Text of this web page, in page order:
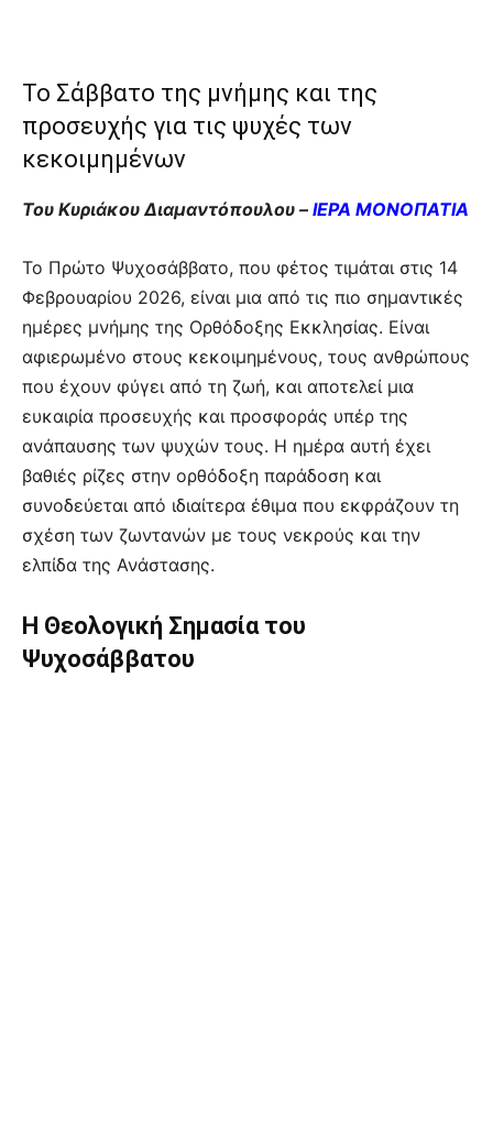
Το Σάββατο της μνήμης και της
προσευχής για τις ψυχές των
κεκοιμημένων
Του Κυριάκου Διαμαντόπουλου –ΙΕΡΑ ΜΟΝΟΠΑΤΙΑ
Το Πρώτο Ψυχοσάββατο, που φέτος τιμάται στις 14
Φεβρουαρίου 2026, είναι μια από τις πιο σημαντικές
ημέρες μνήμης της Ορθόδοξης Εκκλησίας. Είναι
αφιερωμένο στους κεκοιμημένους, τους ανθρώπους
που έχουν φύγει από τη ζωή, και αποτελεί μια
ευκαιρία προσευχής και προσφοράς υπέρ της
ανάπαυσης των ψυχών τους. Η ημέρα αυτή έχει
βαθιές ρίζες στην ορθόδοξη παράδοση και
συνοδεύεται από ιδιαίτερα έθιμα που εκφράζουν τη
σχέση των ζωντανών με τους νεκρούς και την
ελπίδα της Ανάστασης.
Η Θεολογική Σημασία του
Ψυχοσάββατου